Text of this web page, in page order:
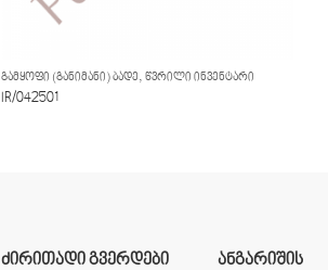
ᲒᲐᲛᲧᲝᲤᲘ (ᲒᲐᲜᲘᲛᲐᲜᲘ) ᲑᲐᲓᲔ, ᲬᲕᲠᲘᲚᲘ ᲘᲜᲕᲔᲜᲢᲐᲠᲘ
IR/042501
ᲫᲘᲠᲘᲗᲐᲓᲘ ᲒᲕᲔᲠᲓᲔᲑᲘ
ᲐᲜᲒᲐᲠᲘᲨᲘᲡ